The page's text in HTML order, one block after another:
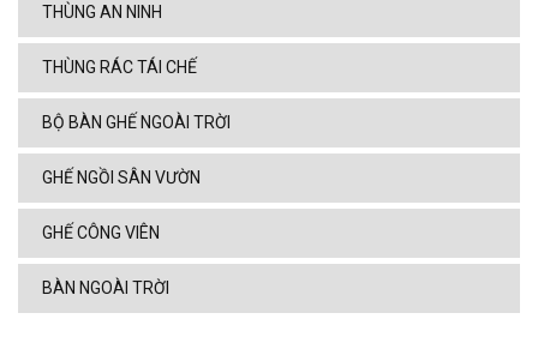
THÙNG AN NINH
THÙNG RÁC TÁI CHẾ
BỘ BÀN GHẾ NGOÀI TRỜI
GHẾ NGỒI SÂN VƯỜN
GHẾ CÔNG VIÊN
BÀN NGOÀI TRỜI